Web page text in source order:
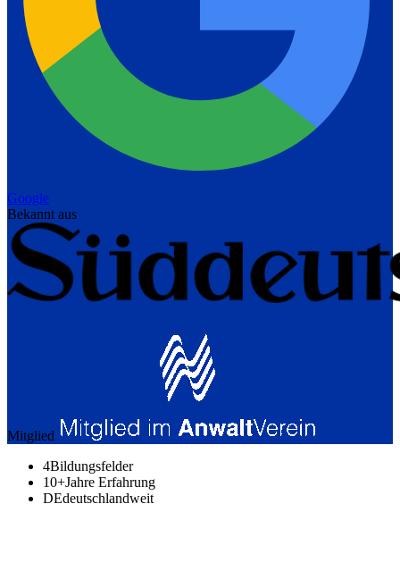
Google
Bekannt aus
Mitglied
4Bildungsfelder
10+Jahre Erfahrung
DEdeutschlandweit